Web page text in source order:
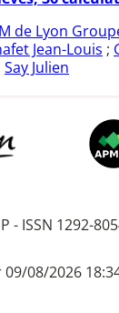
de Lyon
Jean-Louis ;
Say Julien
- ISSN 1292-
08/2026